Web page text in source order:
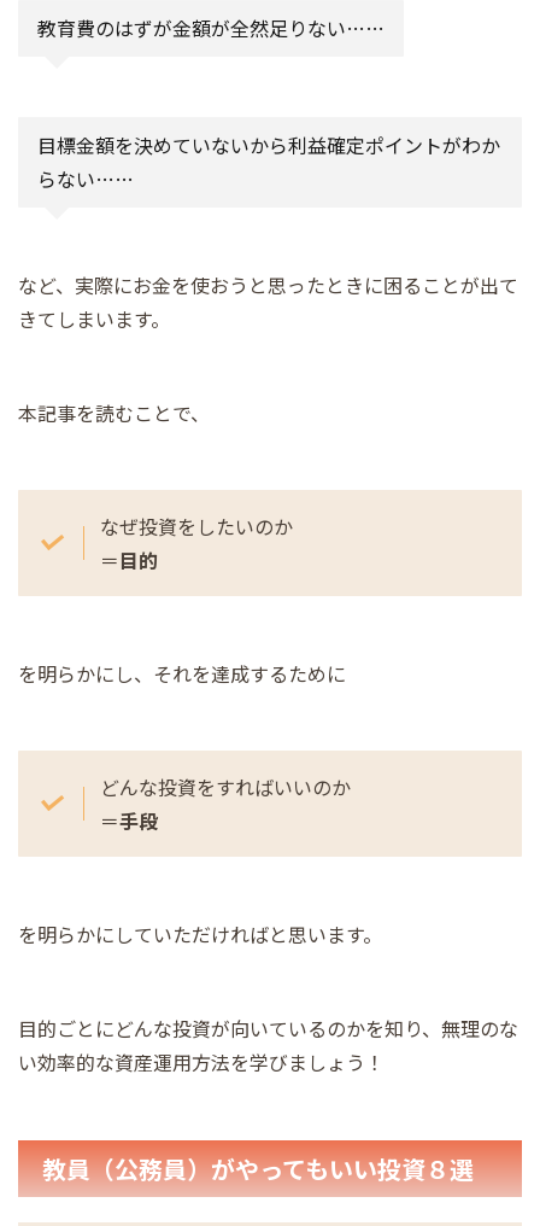
教育費のはずが金額が全然足りない……
目標金額を決めていないから利益確定ポイントがわか
らない……
など、実際にお金を使おうと思ったときに困ることが出て
きてしまいます。
本記事を読むことで、
なぜ投資をしたいのか
＝目的
を明らかにし、それを達成するために
どんな投資をすればいいのか
＝手段
を明らかにしていただければと思います。
目的ごとにどんな投資が向いているのかを知り、無理のな
い効率的な資産運用方法を学びましょう！
教員（公務員）がやってもいい投資８選